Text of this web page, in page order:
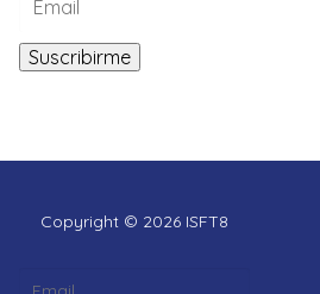
Copyright © 2026 ISFT8